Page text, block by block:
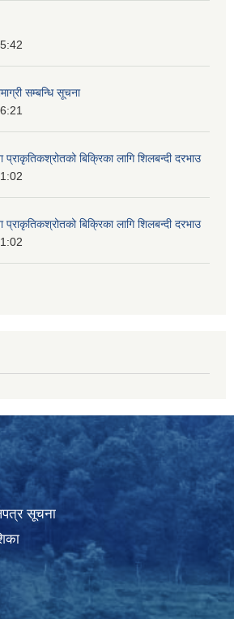
सम्बन्धि सूचना
प्राकृतिकश्रोतको बिक्रिका लागि शिलबन्दी दरभाउ
प्राकृतिकश्रोतको बिक्रिका लागि शिलबन्दी दरभाउ
सूचना